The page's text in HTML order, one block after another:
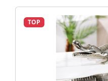
TOP